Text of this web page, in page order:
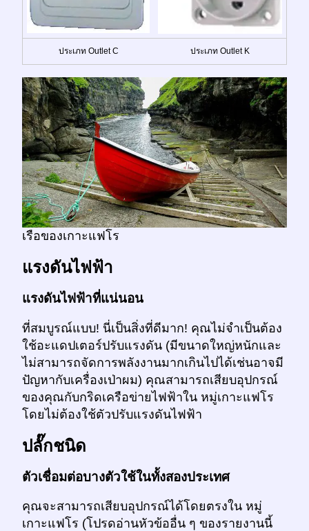
ประเภท Outlet C ประเภท Outlet K
เรือของเกาะแฟโร
แรงดันไฟฟ้า
แรงดันไฟฟ้าที่แน่นอน
ที่สมบูรณ์แบบ! นี่เป็นสิ่งที่ดีมาก! คุณไม่จำเป็นต้อง
ใช้อะแดปเตอร์ปรับแรงดัน (มีขนาดใหญ่หนักและ
ไม่สามารถจัดการพลังงานมากเกินไปได้เช่นอาจมี
ปัญหากับเครื่องเป่าผม) คุณสามารถเสียบอุปกรณ์
ของคุณกับกริดเครือข่ายไฟฟ้าใน หมู่เกาะแฟโร
โดยไม่ต้องใช้ตัวปรับแรงดันไฟฟ้า
ปลั๊กชนิด
ตัวเชื่อมต่อบางตัวใช้ในทั้งสองประเทศ
คุณจะสามารถเสียบอุปกรณ์ได้โดยตรงใน หมู่
เกาะแฟโร (โปรดอ่านหัวข้ออื่น ๆ ของรายงานนี้